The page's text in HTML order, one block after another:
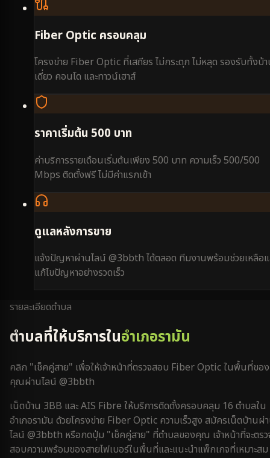
Fiber Optic ครอบคลุม
โครงข่าย Fiber Optic ที่เสถียร ไม่กระตุก ไม่หลุด รองรับทั้งบ้
เดี่ยว คอนโด และทาวน์เฮาส์
ราคาเริ่มต้น 500 บาท
ค่าบริการรายเดือนเริ่มต้นเพียง 500 บาท ความเร็ว 500/500
Mbps ติดตั้งฟรี ไม่มีค่าแรกเข้า
ดูแลหลังการขาย
แจ้งปัญหาผ่านไลน์ @3bbth ได้ตลอด ทีมงานพร้อมช่วยเหลือแ
แก้ไขปัญหาอย่างรวดเร็ว
รายละเอียดตำบล
ตำบลที่ให้บริการในอำเภอรามัน
คลิก "เช็คคู่สาย" เพื่อให้เจ้าหน้าที่ตรวจสอบ Fiber Optic ในพื้นที่ของ
คุณผ่านไลน์ @3bbth
เน็ตบ้าน 3BB และ AIS Fibre ให้บริการติดตั้งครอบคลุม 16 ตำบลใน
อำเภอรามัน ด้วยโครงข่าย Fiber Optic ความเร็วสูง สมัครเน็ตบ้านผ่
ไลน์ @3bbth หรือกดปุ่ม "เช็คคู่สาย" ที่ตำบลของคุณ เจ้าหน้าที่จะตร
สอบความพร้อมของสายไฟเบอร์ในพื้นที่และแนะนำแพ็กเกจที่เหมาะสม